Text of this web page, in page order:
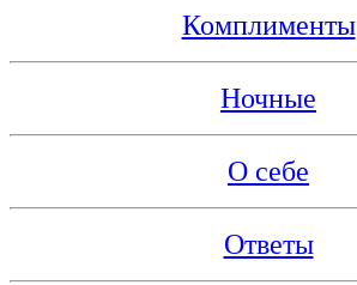
Комплименты
Ночные
О себе
Ответы